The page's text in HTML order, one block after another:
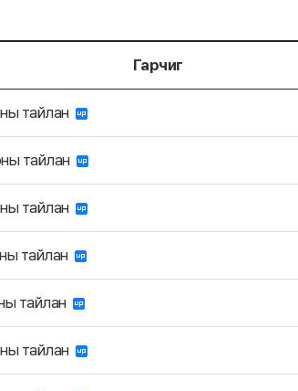
Гарчиг
тайлан
тайлан
тайлан
тайлан
тайлан
тайлан